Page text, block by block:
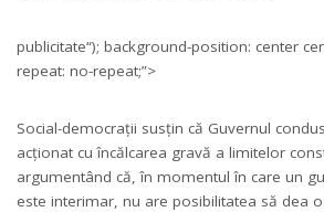
publicitate“); background-position: center
repeat: no-repeat;”>
Social-democrații susțin că Guvernul
acționat cu încălcarea gravă a limitelor
argumentând că, în momentul în care un
este interimar, nu are posibilitatea să dea